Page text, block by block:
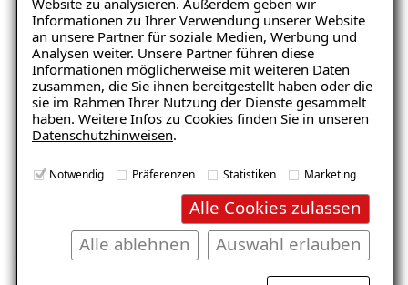
Informationen zu Ihrer Verwendung unserer Website
an unsere Partner für soziale Medien, Werbung und
Analysen weiter. Unsere Partner führen diese
Informationen möglicherweise mit weiteren Daten
zusammen, die Sie ihnen bereitgestellt haben oder die
sie im Rahmen Ihrer Nutzung der Dienste gesammelt
haben. Weitere Infos zu Cookies finden Sie in unseren
Datenschutzhinweisen.
Notwendig Präferenzen Statistiken Marketing
Alle Cookies zulassen
Auswahl erlauben
Alle ablehnen
Es ist uns wichtig, dass die tollen Leistungen
unserer Mitarbeiter und Mitarbeiterinnen
wertgeschätzt und anerkannt werden -
sowohl vom Chef als auch untereinander im
Team.
Wertschätzung & RespektGemeinschaft & Austausch